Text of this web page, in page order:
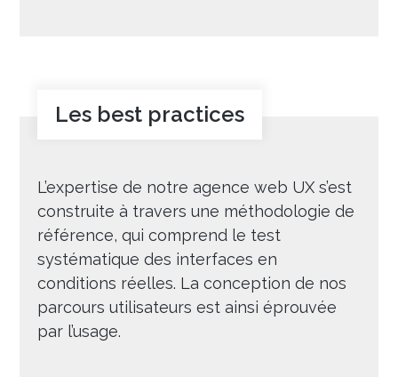
Les best practices
L’expertise de notre agence web UX s’est
construite à travers une méthodologie de
référence, qui comprend le test
systématique des interfaces en
conditions réelles. La conception de nos
parcours utilisateurs est ainsi éprouvée
par l’usage.